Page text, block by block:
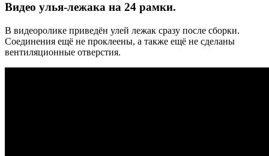
Видео улья-лежака на 24 рамки.
В видеоролике приведён улей лежак сразу после сборки.
Соединения ещё не проклеены, а также ещё не сделаны
вентиляционные отверстия.